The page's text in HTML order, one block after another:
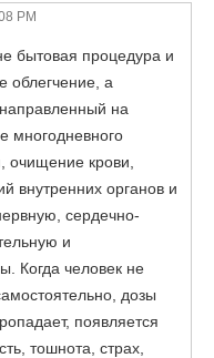
PM
бытовая процедура и
облегчение, а
на
многодневного
очищение крови,
внутренних органов и
сердечно-
и
Когда человек не
дозы
появляется
тошнота, страх,